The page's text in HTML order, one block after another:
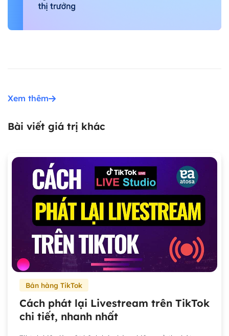
Bài viết giá trị khác
Xem thêm
Bán hàng TikTok
Cách phát lại Livestream trên TikTok
chi tiết, nhanh nhất